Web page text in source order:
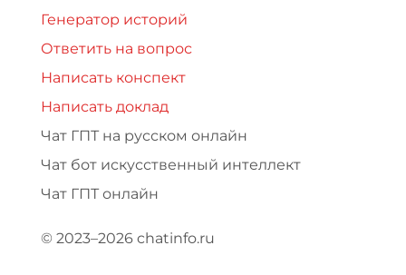
Генератор историй
Ответить на вопрос
Написать конспект
Написать доклад
Чат ГПТ на русском онлайн
Чат бот искусственный интеллект
Чат ГПТ онлайн
© 2023–2026 chatinfo.ru